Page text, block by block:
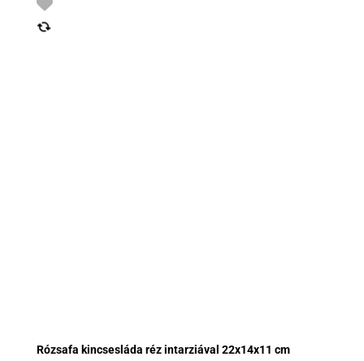
Rózsafa kincsesláda réz intarziával 22x14x11 cm